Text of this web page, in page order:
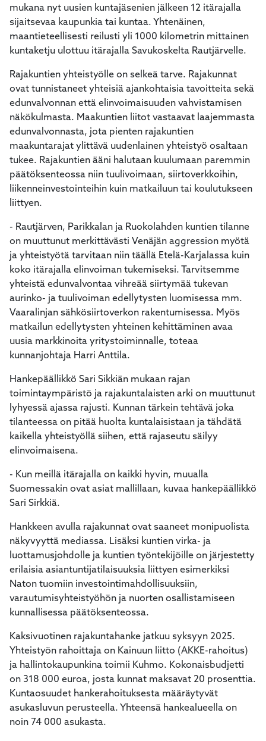
mukana nyt uusien kuntajäsenien jälkeen 12 itärajalla
sijaitsevaa kaupunkia tai kuntaa. Yhtenäinen,
maantieteellisesti reilusti yli 1000 kilometrin mittainen
kuntaketju ulottuu itärajalla Savukoskelta Rautjärvelle.
Rajakuntien yhteistyölle on selkeä tarve. Rajakunnat
ovat tunnistaneet yhteisiä ajankohtaisia tavoitteita sekä
edunvalvonnan että elinvoimaisuuden vahvistamisen
näkökulmasta. Maakuntien liitot vastaavat laajemmasta
edunvalvonnasta, jota pienten rajakuntien
maakuntarajat ylittävä uudenlainen yhteistyö osaltaan
tukee. Rajakuntien ääni halutaan kuulumaan paremmin
päätöksenteossa niin tuulivoimaan, siirtoverkkoihin,
liikenneinvestointeihin kuin matkailuun tai koulutukseen
liittyen.
- Rautjärven, Parikkalan ja Ruokolahden kuntien tilanne
on muuttunut merkittävästi Venäjän aggression myötä
ja yhteistyötä tarvitaan niin täällä Etelä-Karjalassa kuin
koko itärajalla elinvoiman tukemiseksi. Tarvitsemme
yhteistä edunvalvontaa vihreää siirtymää tukevan
aurinko- ja tuulivoiman edellytysten luomisessa mm.
Vaaralinjan sähkösiirtoverkon rakentumisessa. Myös
matkailun edellytysten yhteinen kehittäminen avaa
uusia markkinoita yritystoiminnalle, toteaa
kunnanjohtaja Harri Anttila.
Hankepäällikkö Sari Sikkiän mukaan rajan
toimintaympäristö ja rajakuntalaisten arki on muuttunut
lyhyessä ajassa rajusti. Kunnan tärkein tehtävä joka
tilanteessa on pitää huolta kuntalaisistaan ja tähdätä
kaikella yhteistyöllä siihen, että rajaseutu säilyy
elinvoimaisena.
- Kun meillä itärajalla on kaikki hyvin, muualla
Suomessakin ovat asiat mallillaan, kuvaa hankepäällikkö
Sari Sirkkiä.
Hankkeen avulla rajakunnat ovat saaneet monipuolista
näkyvyyttä mediassa. Lisäksi kuntien virka- ja
luottamusjohdolle ja kuntien työntekijöille on järjestetty
erilaisia asiantuntijatilaisuuksia liittyen esimerkiksi
Naton tuomiin investointimahdollisuuksiin,
varautumisyhteistyöhön ja nuorten osallistamiseen
kunnallisessa päätöksenteossa.
Kaksivuotinen rajakuntahanke jatkuu syksyyn 2025.
Yhteistyön rahoittaja on Kainuun liitto (AKKE-rahoitus)
ja hallintokaupunkina toimii Kuhmo. Kokonaisbudjetti
on 318 000 euroa, josta kunnat maksavat 20 prosenttia.
Kuntaosuudet hankerahoituksesta määräytyvät
asukasluvun perusteella. Yhteensä hankealueella on
noin 74 000 asukasta.